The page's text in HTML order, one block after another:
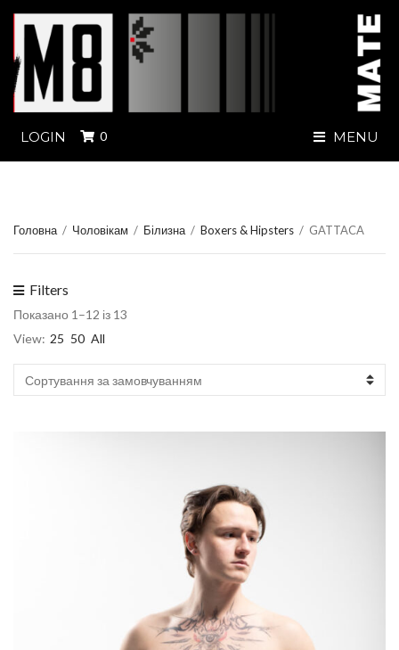
LOGIN 0 MENU
Головна / Чоловікам / Білизна / Boxers & Hipsters / GATTACA
Filters
Показано 1–12 із 13
View: 25 50 All